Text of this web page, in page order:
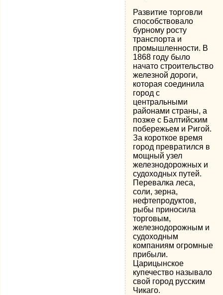
Развитие торговли
способствовало
бурному росту
транспорта и
промышленности. В
1868 году было
начато строительство
железной дороги,
которая соединила
город с
центральными
районами страны, а
позже с Балтийским
побережьем и Ригой.
За короткое время
город превратился в
мощный узел
железнодорожных и
судоходных путей.
Перевалка леса,
соли, зерна,
нефтепродуктов,
рыбы приносила
торговым,
железнодорожным и
судоходным
компаниям огромные
прибыли.
Царицынское
купечество называло
свой город русским
Чикаго.